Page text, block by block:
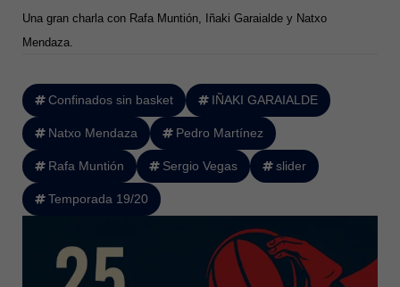
Una gran charla con Rafa Muntión, Iñaki Garaialde y Natxo
Mendaza.
Confinados sin basket IÑAKI GARAIALDE
Natxo Mendaza Pedro Martínez
Rafa Muntión Sergio Vegas slider
Temporada 19/20